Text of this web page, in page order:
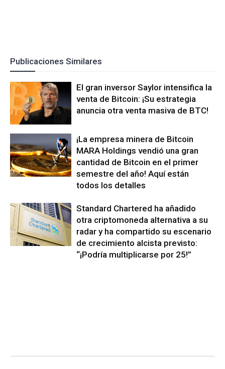
Publicaciones Similares
El gran inversor Saylor intensifica la
venta de Bitcoin: ¡Su estrategia
anuncia otra venta masiva de BTC!
¡La empresa minera de Bitcoin
MARA Holdings vendió una gran
cantidad de Bitcoin en el primer
semestre del año! Aquí están
todos los detalles
Standard Chartered ha añadido
otra criptomoneda alternativa a su
radar y ha compartido su escenario
de crecimiento alcista previsto:
“¡Podría multiplicarse por 25!”